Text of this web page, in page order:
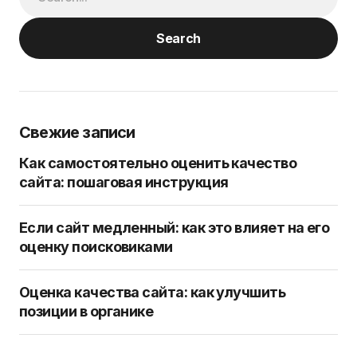
Search
Свежие записи
Как самостоятельно оценить качество
сайта: пошаговая инструкция
Если сайт медленный: как это влияет на его
оценку поисковиками
Оценка качества сайта: как улучшить
позиции в органике